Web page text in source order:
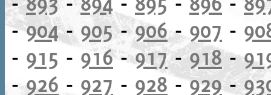
-904- 905-906- 907 -
- 915 - 916-917-918-
-926 - 927 - 928 -929-